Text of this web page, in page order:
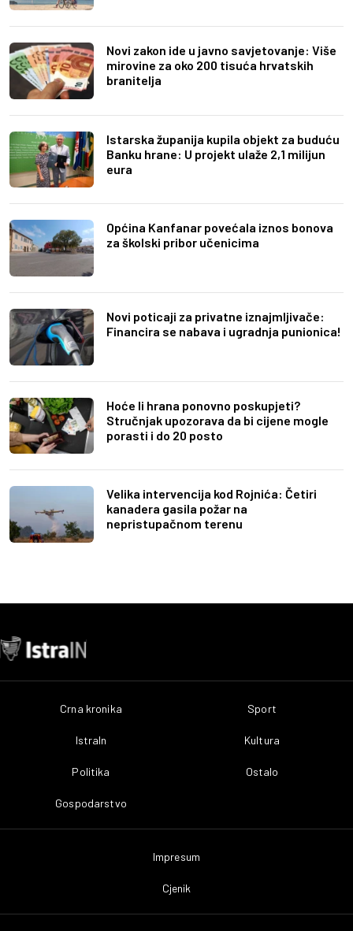
Novi zakon ide u javno savjetovanje: Više
mirovine za oko 200 tisuća hrvatskih
branitelja
Istarska županija kupila objekt za buduću
Banku hrane: U projekt ulaže 2,1 milijun
eura
Općina Kanfanar povećala iznos bonova
za školski pribor učenicima
Novi poticaji za privatne iznajmljivače:
Financira se nabava i ugradnja punionica!
Hoće li hrana ponovno poskupjeti?
Stručnjak upozorava da bi cijene mogle
porasti i do 20 posto
Velika intervencija kod Rojnića: Četiri
kanadera gasila požar na
nepristupačnom terenu
Crna kronika
IstraIn
Politika
Gospodarstvo
Sport
Kultura
Ostalo
Impresum
Cjenik